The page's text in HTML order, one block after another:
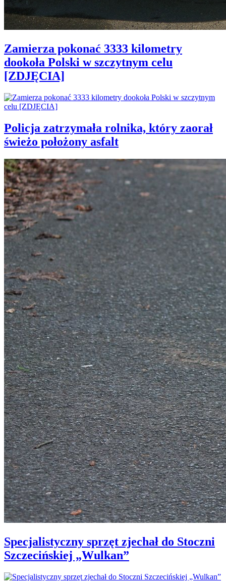
Zamierza pokonać 3333 kilometry
dookoła Polski w szczytnym celu
[ZDJĘCIA]
Policja zatrzymała rolnika, który zaorał
świeżo położony asfalt
Specjalistyczny sprzęt zjechał do Stoczni
Szczecińskiej „Wulkan”